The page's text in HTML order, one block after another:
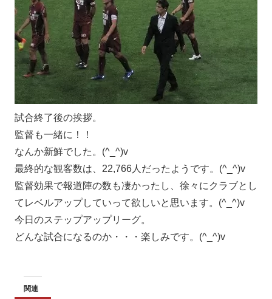
試合終了後の挨拶。
監督も一緒に！！
なんか新鮮でした。(^_^)v
最終的な観客数は、22,766人だったようです。(^_^)v
監督効果で報道陣の数も凄かったし、徐々にクラブとし
てレベルアップしていって欲しいと思います。(^_^)v
今日のステップアップリーグ。
どんな試合になるのか・・・楽しみです。(^_^)v
関連